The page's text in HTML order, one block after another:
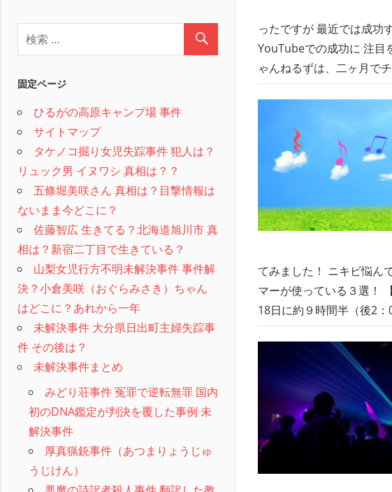
ったですが 最近では成功
YouTubeでの成功に 注目
ゃんねるずは、二ヶ月で
てみました！ ニキビ悩ん
マーが使っている３選！
18日に約９時間半（後2：
固定ページ
ひるがの高原キャンプ場 事件
サイトマップ
タケノコ掘り女児失踪事件 犯人は？
リュック男 イヌワシ 真相は？？
五條堀美咲さん 真相は？目撃情報は
ないまま今どこに？
佐藤智広 生きてる？北海道旭川市 真
相は？新宿二丁目で生きている？
山梨女児行方不明未解決事件 事件解
決？小倉美咲（おぐらみさき）ちゃん
はどこに？あれから一年
未解決事件 大分県日出町主婦失踪事
件 その後は？
未解決事件まとめ
みどり荘事件 冤罪で逆転無罪 国内
初のDNA鑑定が判決を覆した事例 未
解決事件
厚真猟銃事件（あつまりょうじゅ
うじけん）